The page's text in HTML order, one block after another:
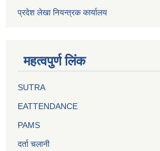
प्रदेश लेखा नियन्त्रक कार्यालय
महत्वपुर्ण लिंक
SUTRA
EATTENDANCE
PAMS
दर्ता चलानी